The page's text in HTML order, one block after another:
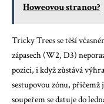
Howeovou stranou?
Tricky Trees se těší
zápasech (W2, D3)
pozici, i když zůstává
sestupovou zónu,
soupeřem se datuje do